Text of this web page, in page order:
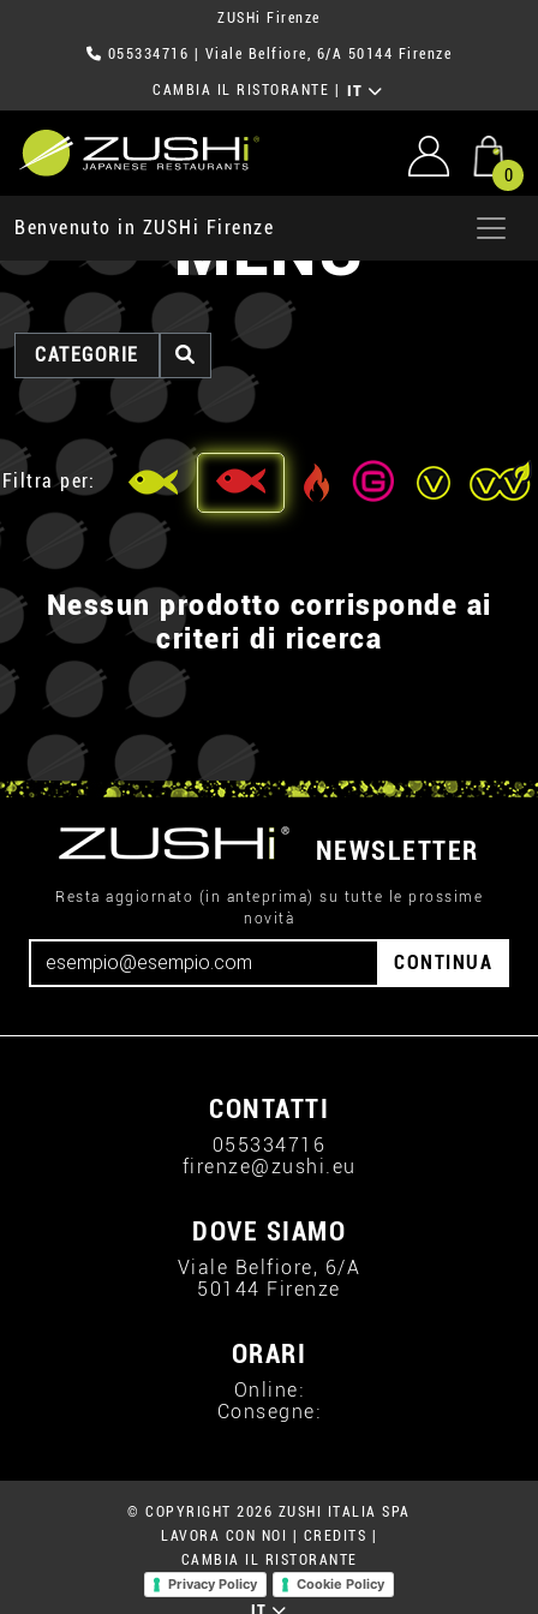
ZUSHi Firenze
055334716 | Viale Belfiore, 6/A 50144 Firenze
CAMBIA IL RISTORANTE IT
0
Benvenuto in ZUSHi Firenze
MENU
CATEGORIE
Filtra per:
Nessun prodotto corrisponde ai
criteri di ricerca
NEWSLETTER
Resta aggiornato (in anteprima) su tutte le prossime
novità
CONTINUA
CONTATTI
055334716
firenze@zushi.eu
DOVE SIAMO
Viale Belfiore, 6/A
50144 Firenze
ORARI
Online:
Consegne:
© COPYRIGHT 2026 ZUSHI ITALIA SPA
LAVORA CON NOI
CREDITS
CAMBIA IL RISTORANTE
Privacy Policy
Cookie Policy